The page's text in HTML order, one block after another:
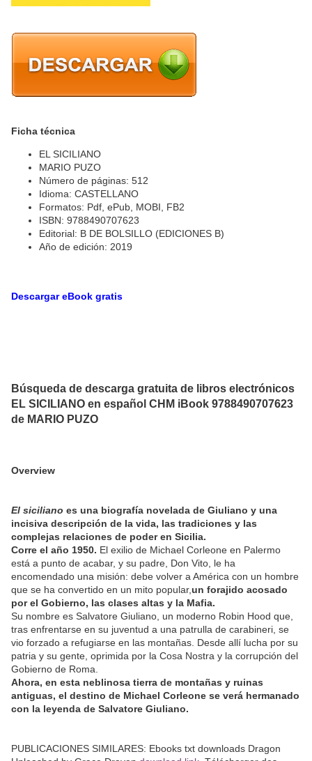
Ficha técnica
EL SICILIANO
MARIO PUZO
Número de páginas: 512
Idioma: CASTELLANO
Formatos: Pdf, ePub, MOBI, FB2
ISBN: 9788490707623
Editorial: B DE BOLSILLO (EDICIONES B)
Año de edición: 2019
Descargar eBook gratis
Búsqueda de descarga gratuita de libros electrónicos
EL SICILIANO en español CHM iBook 9788490707623
de MARIO PUZO
Overview
El siciliano es una biografía novelada de Giuliano y una
incisiva descripción de la vida, las tradiciones y las
complejas relaciones de poder en Sicilia.
Corre el año 1950. El exilio de Michael Corleone en Palermo
está a punto de acabar, y su padre, Don Vito, le ha
encomendado una misión: debe volver a América con un hombre
que se ha convertido en un mito popular,un forajido acosado
por el Gobierno, las clases altas y la Mafia.
Su nombre es Salvatore Giuliano, un moderno Robin Hood que,
tras enfrentarse en su juventud a una patrulla de carabineri, se
vio forzado a refugiarse en las montañas. Desde allí lucha por su
patria y su gente, oprimida por la Cosa Nostra y la corrupción del
Gobierno de Roma.
Ahora, en esta neblinosa tierra de montañas y ruinas
antiguas, el destino de Michael Corleone se verá hermanado
con la leyenda de Salvatore Giuliano.
PUBLICACIONES SIMILARES: Ebooks txt downloads Dragon